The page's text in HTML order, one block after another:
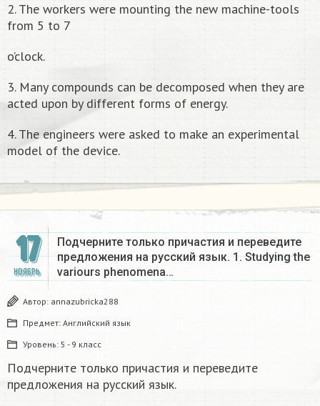
2. The workers were mounting the new machine-tools
from 5 to 7
o’clock.
3. Many compounds can be decomposed when they are
acted upon by different forms of energy.
4. The engineers were asked to make an experimental
model of the device.
17
НОЯБРЬ
Подчерните только причастия и переведите
предложения на русский язык. 1. Studying the
variours phenomena…
Автор: annazubricka288
Предмет: Английский язык
Уровень: 5 - 9 класс
Подчерните только причастия и переведите
предложения на русский язык.